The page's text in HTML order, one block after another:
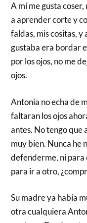
A mí me gusta
a aprender corte y
faldas, mis cositas, y
gustaba era bordar
por los ojos, no me
ojos.
Antonia no echa de
faltaran los ojos
antes. No tengo que
muy bien. Nunca he
defenderme, ni para
para ir a otro,
Su madre ya había
otra cualquiera